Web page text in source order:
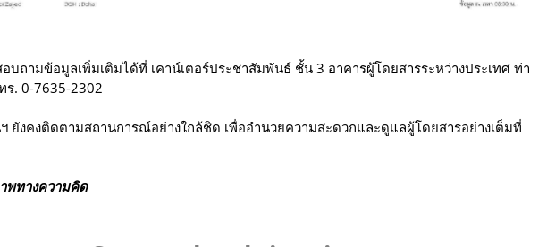
บถามข้อมูลเพิ่มเติมได้ที่ เคาน์เตอร์ประชาสัมพันธ์ ชั้น 3 อาคารผู้โดยสารระหว่างประเทศ ท่า
ร. 0-7635-2302
ยังคงติดตามสถานการณ์อย่างใกล้ชิด เพื่ออำนวยความสะดวกและดูแลผู้โดยสารอย่างเต็มที่
พทางความคิด